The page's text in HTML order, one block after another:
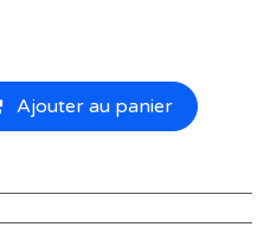
Ajouter au panier